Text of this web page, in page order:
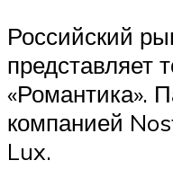
Российский
представляет
«Романтика».
компанией
Lux.